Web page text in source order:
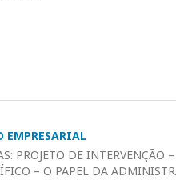
EMPRESARIAL
PROJETO DE INTERVENÇÃO
– O PAPEL DA